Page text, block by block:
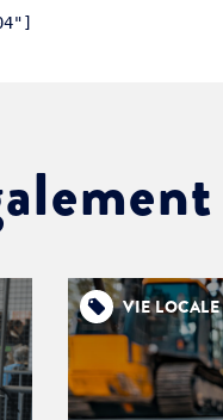
VIE LOCALE